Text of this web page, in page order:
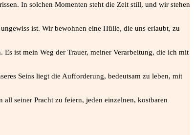
In solchen Momenten steht die Zeit still, und wir stehen
ist. Wir bewohnen eine Hülle, die uns erlaubt, zu
ist mein Weg der Trauer, meiner Verarbeitung, die ich mit
Seins liegt die Aufforderung, bedeutsam zu leben, mit
seiner Pracht zu feiern, jeden einzelnen, kostbaren